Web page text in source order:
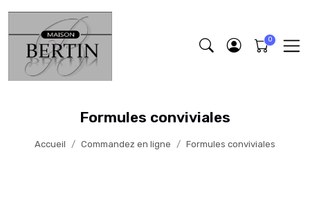
Formules conviviales
Accueil Commandez en ligne Formules conviviales